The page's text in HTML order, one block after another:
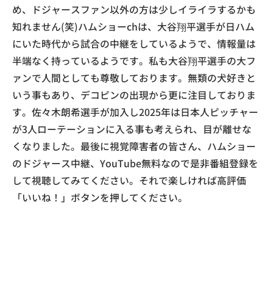
め、ドジャースファン以外の方は少しイライラするかも
知れません(笑)ハムショーchは、大谷翔平選手が日ハム
にいた時代から試合の中継をしているようで、情報量は
半端なく持っているようです。私も大谷翔平選手の大フ
ァンで人間としても尊敬しております。無類の犬好きと
いう事もあり、デコピンの出現から更に注目しておりま
す。佐々木朗希選手が加入し2025年は日本人ピッチャー
が3人ローテーションに入る事も考えられ、目が離せな
くなりました。最後に視覚障害者の皆さん、ハムショー
のドジャース中継、YouTube無料なので是非番組登録を
して視聴してみてください。それで楽しければ高評価
「いいね！」ボタンを押してください。